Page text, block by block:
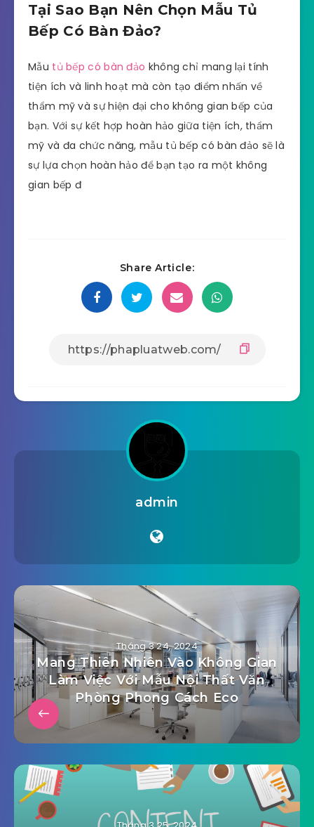
Tại Sao Bạn Nên Chọn Mẫu Tủ
Bếp Có Bàn Đảo?
Mẫu tủ bếp có bàn đảo không chỉ mang lại tính
tiện ích và linh hoạt mà còn tạo điểm nhấn về
thẩm mỹ và sự hiện đại cho không gian bếp của
bạn. Với sự kết hợp hoàn hảo giữa tiện ích, thẩm
mỹ và đa chức năng, mẫu tủ bếp có bàn đảo sẽ là
sự lựa chọn hoàn hảo để bạn tạo ra một không
gian bếp đ
Share Article:
admin
Tháng 3 24, 2024
Mang Thiên Nhiên Vào Không Gian
Làm Việc Với Mẫu Nội Thất Văn
Phòng Phong Cách Eco